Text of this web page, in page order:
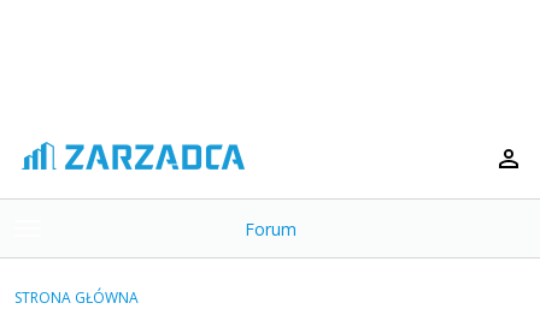
o
g
Forum
STRONA GŁÓWNA